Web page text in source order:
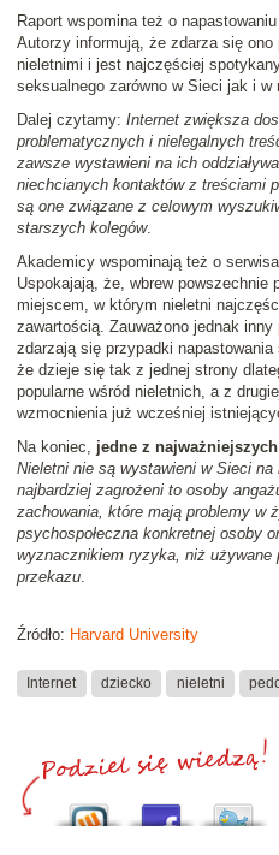
Raport wspomina też o
Autorzy informują, że zdarza się
nieletnimi i jest najczęściej
seksualnego zarówno w Sieci jak i w
Dalej czytamy: Internet zwiększa
problematycznych i nielegalnych
zawsze wystawieni na ich
niechcianych kontaktów z treściami
są one związane z celowym
starszych kolegów.
Akademicy wspominają też o
Uspokajają, że, wbrew powszechnie
miejscem, w którym nieletni
zawartością. Zauważono jednak inny
zdarzają się przypadki
że dzieje się tak z jednej strony
popularne wśród nieletnich, a z
wzmocnienia już wcześniej
Na koniec,
jedne z
Nieletni nie są wystawieni w Sieci
najbardziej zagrożeni to osoby
zachowania, które mają problemy w
psychospołeczna konkretnej osoby
wyznacznikiem ryzyka, niż używane
przekazu
Źródło: Harvard University
Internet dziecko nieletni